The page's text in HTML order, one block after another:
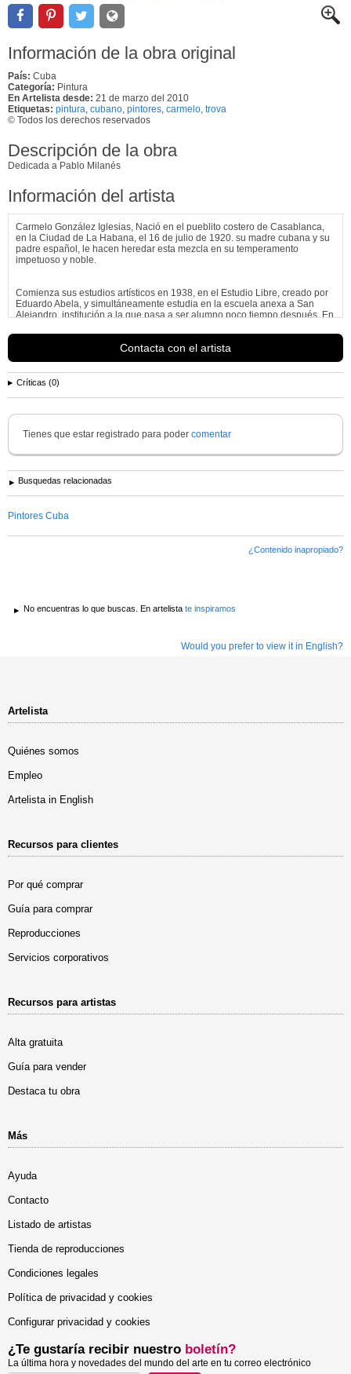
Información de la obra original
País: Cuba
Categoría: Pintura
En Artelista desde: 21 de marzo del 2010
Etiquetas: pintura cubano pintores carmelo trova
© Todos los derechos reservados
Descripción de la obra
Dedicada a Pablo Milanés
Información del artista
Carmelo González Iglesias, Nació en el pueblito costero de Casablanca,
en la Ciudad de La Habana, el 16 de julio de 1920. su madre cubana y su
padre español, le hacen heredar esta mezcla en su temperamento
impetuoso y noble.
Comienza sus estudios artísticos en 1938, en el Estudio Libre, creado por
Eduardo Abela, y simultáneamente estudia en la escuela anexa a San
Alejandro, institución a la que pasa a ser alumno poco tiempo después. En
Ver más información deCarmelo González Iglesias
Contacta con el artista
Críticas (0)
Tienes que estar registrado para poder comentar
Busquedas relacionadas
Pintores Cuba
¿Contenido inapropiado?
No encuentras lo que buscas. En artelista te inspiramos
Would you prefer to view it in English?
Artelista
Quiénes somos
Empleo
Artelista in English
Recursos para clientes
Por qué comprar
Guía para comprar
Reproducciones
Servicios corporativos
Recursos para artistas
Alta gratuita
Guía para vender
Destaca tu obra
Más
Ayuda
Contacto
Listado de artistas
Tienda de reproducciones
Condiciones legales
Política de privacidad y cookies
Configurar privacidad y cookies
¿Te gustaría recibir nuestro boletín?
La última hora y novedades del mundo del arte en tu correo electrónico